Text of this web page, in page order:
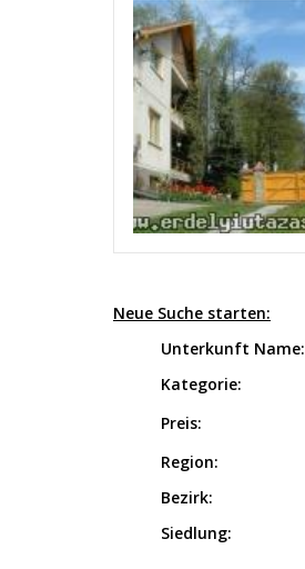
Neue Suche starten:
Unterkunft Name:
Kategorie:
Preis:
Region:
Bezirk:
Siedlung: